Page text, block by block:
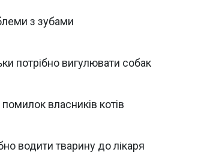
з зубами
потрібно вигулювати собак
власників котів
водити тварину до лікаря